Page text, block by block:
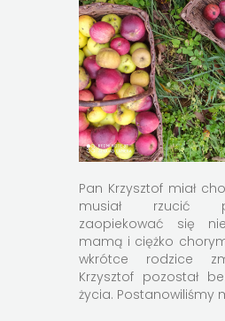
Pan Krzysztof miał
musiał rzucić
zaopiekować się
mamą i ciężko
wkrótce rodzice
Krzysztof pozostał
życia. Postanowiliśmy